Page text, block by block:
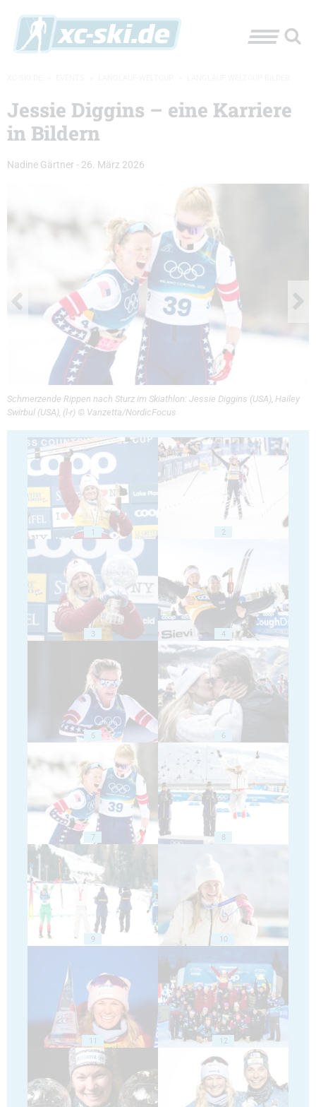
Jessie Diggins – eine Karriere
in Bildern
Nadine Gärtner - 26. März 2026
Schmerzende Rippen nach Sturz im Skiathlon: Jessie Diggins (USA), Hailey
Swirbul (USA), (l-r) © Vanzetta/NordicFocus
1 2
3 4
5 6
7 8
9 10
11 12